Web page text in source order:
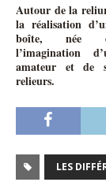
Autour de la
la réalisation
boîte, née
l’imagination
amateur et de
relieurs.
LES